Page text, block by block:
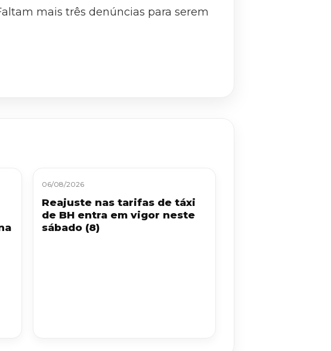
mais três denúncias para serem
06/08/2026
Reajuste nas tarifas de táxi
de BH entra em vigor neste
sábado (8)